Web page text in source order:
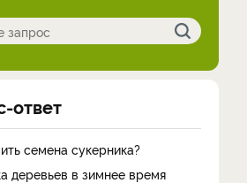
ответ
семена сукерника?
деревьев в зимнее время